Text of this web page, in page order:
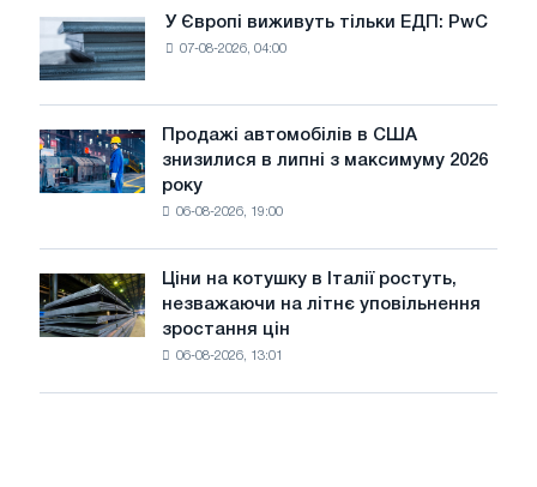
трамвайних
колій
Москви
і
Ярославля
Європі
виживуть
тільки
ЕДП:
PwC
У Європі виживуть тільки ЕДП: PwC
07-08-2026, 04:00
Продажі
автомобілів
в
липні
з
максимуму
року
Продажі автомобілів в США
знизилися в липні з максимуму 2026
року
06-08-2026, 19:00
Ціни
на
котушку
Ціни на котушку в Італії ростуть,
незважаючи на літнє уповільнення
зростання цін
06-08-2026, 13:01